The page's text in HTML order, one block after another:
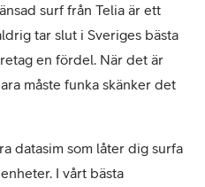
surf från Telia är ett
tar slut i Sveriges bästa
en fördel. När det är
måste funka skänker det
datasim som låter dig surfa
I vårt bästa